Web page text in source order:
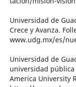
Universidad de
Crece y Avanza.
www.udg.mx/es/
Universidad de
universidad
America University